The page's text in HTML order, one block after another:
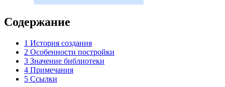
Содержание
1 История создания
2 Особенности постройки
3 Значение библиотеки
4 Примечания
5 Ссылки